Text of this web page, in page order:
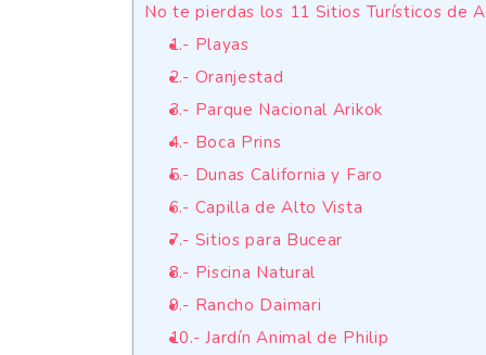
No te pierdas los 11 Sitios Turísticos de
1.- Playas
2.- Oranjestad
3.- Parque Nacional Arikok
4.- Boca Prins
5.- Dunas California y Faro
6.- Capilla de Alto Vista
7.- Sitios para Bucear
8.- Piscina Natural
9.- Rancho Daimari
10.- Jardín Animal de Philip